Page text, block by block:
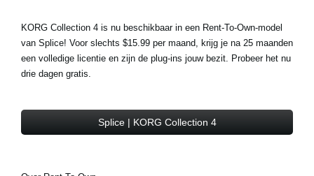
KORG Collection 4 is nu beschikbaar in een Rent-To-Own-model
van Splice! Voor slechts $15.99 per maand, krijg je na 25 maanden
een volledige licentie en zijn de plug-ins jouw bezit. Probeer het nu
drie dagen gratis.
Splice | KORG Collection 4